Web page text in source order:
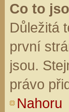
Co to
Důležitá
první
jsou.
právo
Nahoru